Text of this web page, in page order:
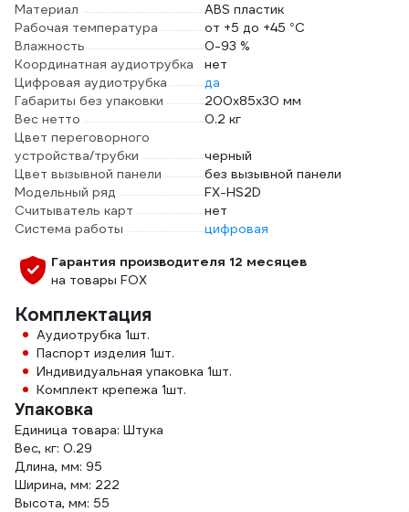
Материал
ABS пластик
Рабочая температура
от +5 до +45 °С
Влажность
0-93 %
Координатная аудиотрубка
нет
Цифровая аудиотрубка
да
Габариты без упаковки
200x85x30 мм
Вес нетто
0.2 кг
Цвет переговорного
устройства/трубки
черный
Цвет вызывной панели
без вызывной панели
Модельный ряд
FX-HS2D
Считыватель карт
нет
Система работы
цифровая
Гарантия производителя 12 месяцев
на товары FOX
Комплектация
Аудиотрубка 1шт.
Паспорт изделия 1шт.
Индивидуальная упаковка 1шт.
Комплект крепежа 1шт.
Упаковка
Единица товара: Штука
Вес, кг: 0.29
Длина, мм: 95
Ширина, мм: 222
Высота, мм: 55